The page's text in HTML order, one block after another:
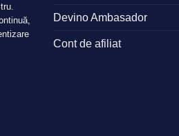
Devino Ambasador
Cont de afiliat